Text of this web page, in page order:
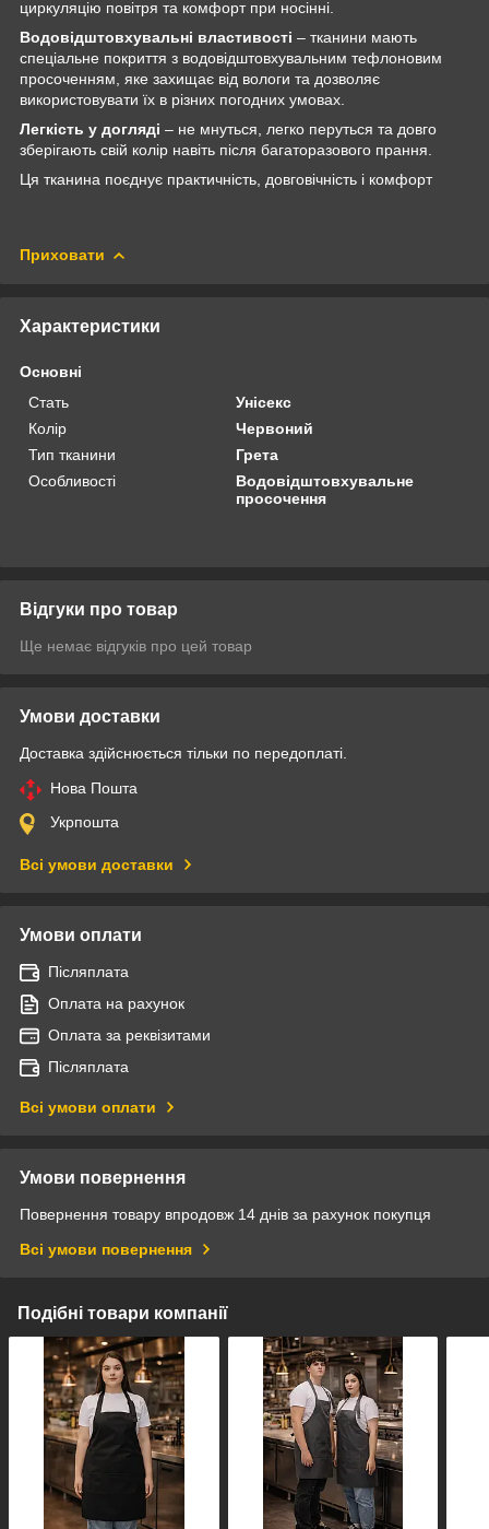
циркуляцію повітря та комфорт при носінні.
Водовідштовхувальні властивості – тканини мають
спеціальне покриття з водовідштовхувальним тефлоновим
просоченням, яке захищає від вологи та дозволяє
використовувати їх в різних погодних умовах.
Легкість у догляді – не мнуться, легко перуться та довго
зберігають свій колір навіть після багаторазового прання.
Ця тканина поєднує практичність, довговічність і комфорт
Приховати
Характеристики
Основні
Стать
Унісекс
Колір
Червоний
Тип тканини
Грета
Особливості
Водовідштовхувальне
просочення
Відгуки про товар
Ще немає відгуків про цей товар
Умови доставки
Доставка здійснюється тільки по передоплаті.
Нова Пошта
Укрпошта
Всі умови доставки
Умови оплати
Післяплата
Оплата на рахунок
Оплата за реквізитами
Післяплата
Всі умови оплати
Умови повернення
Повернення товару впродовж 14 днів за рахунок покупця
Всі умови повернення
Подібні товари компанії